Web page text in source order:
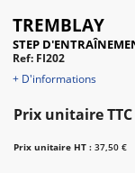
TREMBLAY
STEP
Ref: FI202
+ D'informations
Prix unitaire TTC
Prix unitaire HT : 37,50 €